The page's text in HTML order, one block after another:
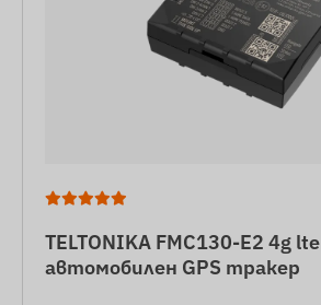
TELTONIKA FMC130-E2 4g
автомобилен GPS тракер